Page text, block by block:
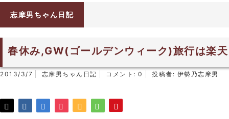
志摩男ちゃん日記
春休み,GW(ゴールデンウィーク)旅行は楽
2013/3/7 志摩男ちゃん日記 コメント: 0 投稿者: 伊勢乃志摩男